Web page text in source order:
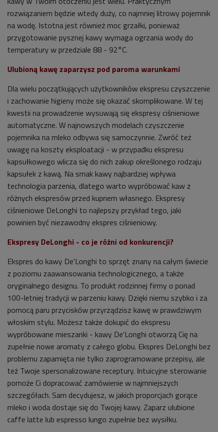
rozwiązaniem będzie wtedy duży, co najmniej litrowy pojemnik
na wodę. Istotna jest również moc grzałki, ponieważ
przygotowanie pysznej kawy wymaga ogrzania wody do
temperatury w przedziale 88 - 92°C.
Ulubioną kawę zaparzysz pod paroma warunkami
Dla wielu początkujących użytkowników ekspresu czyszczenie
i zachowanie higieny może się okazać skomplikowane. W tej
kwestii na prowadzenie wysuwają się ekspresy ciśnieniowe
automatyczne. W najnowszych modelach czyszczenie
pojemnika na mleko odbywa się samoczynnie. Zwróć też
uwagę na koszty eksploatacji - w przypadku ekspresu
kapsułkowego wlicza się do nich zakup określonego rodzaju
kapsułek z kawą. Na smak kawy najbardziej wpływa
technologia parzenia, dlatego warto wypróbować kaw z
różnych ekspresów przed kupnem własnego. Ekspresy
ciśnieniowe DeLonghi to najlepszy przykład tego, jaki
powinien być niezawodny ekspres ciśnieniowy.
Ekspresy DeLonghi - co je różni od konkurencji?
Ekspres do kawy De'Longhi to sprzęt znany na całym świecie
z poziomu zaawansowania technologicznego, a także
oryginalnego designu. To produkt rodzinnej firmy o ponad
100-letniej tradycji w parzeniu kawy. Dzięki niemu szybko i za
pomocą paru przycisków przyrządzisz kawę w prawdziwym
włoskim stylu. Możesz także dokupić do ekspresu
wypróbowane mieszanki - kawy De'Longhi otworzą Cię na
zupełnie nowe aromaty z całego globu. Ekspres DeLonghi bez
problemu zapamięta nie tylko zaprogramowane przepisy, ale
też Twoje spersonalizowane receptury. Intuicyjne sterowanie
pomoże Ci dopracować zamówienie w najmniejszych
szczegółach. Sam decydujesz, w jakich proporcjach gorące
mleko i woda dostaje się do Twojej kawy. Zaparz ulubione
caffe latte lub espresso lungo zupełnie bez wysiłku.